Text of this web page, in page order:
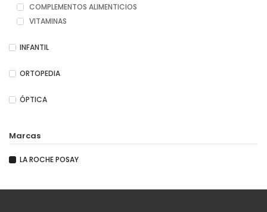
COMPLEMENTOS ALIMENTICIOS
VITAMINAS
INFANTIL
ORTOPEDIA
ÓPTICA
Marcas
LA ROCHE POSAY